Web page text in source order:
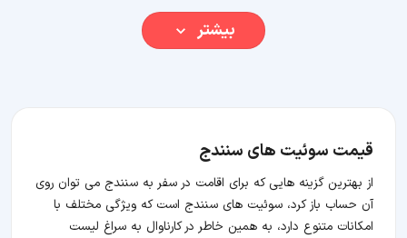
بیشتر
قیمت سوئیت های سنندج
از بهترین گزینه هایی که برای اقامت در سفر به سنندج می توان روی
آن حساب باز کرد، سوئیت های سنندج است که ویژگی مختلف با
امکانات متنوع دارد، به همین خاطر در کارناوال به سراغ لیست